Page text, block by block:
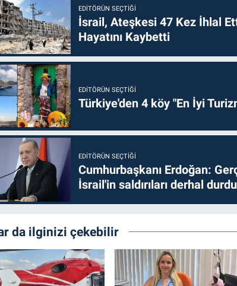
EDITÖRÜN SEÇTIĞI
İsrail, Ateşkesi 47 Kez İhlal
Hayatını Kaybetti
EDITÖRÜN SEÇTIĞI
Türkiye'den 4 köy "En İyi
EDITÖRÜN SEÇTIĞI
Cumhurbaşkanı Erdoğan:
İsrail'in saldırıları derhal
da ilginizi çekebilir